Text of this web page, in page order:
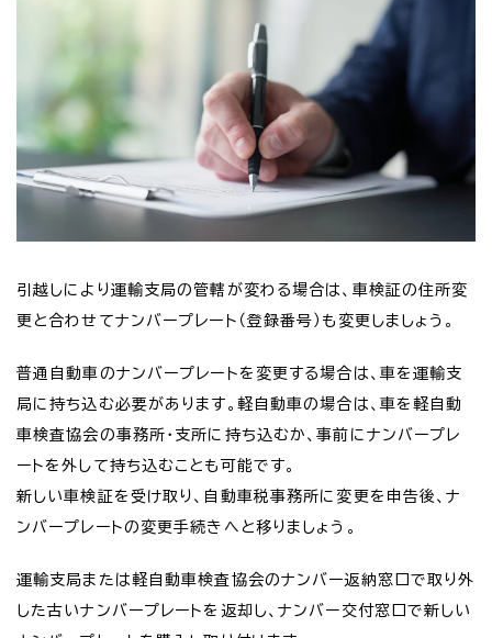
引越しにより運輸支局の管轄が変わる場合は、車検証の住所変
更と合わせてナンバープレート（登録番号）も変更しましょう。
普通自動車のナンバープレートを変更する場合は、車を運輸支
局に持ち込む必要があります。軽自動車の場合は、車を軽自動
車検査協会の事務所・支所に持ち込むか、事前にナンバープレ
ートを外して持ち込むことも可能です。
新しい車検証を受け取り、自動車税事務所に変更を申告後、ナ
ンバープレートの変更手続きへと移りましょう。
運輸支局または軽自動車検査協会のナンバー返納窓口で取り外
した古いナンバープレートを返却し、ナンバー交付窓口で新しい